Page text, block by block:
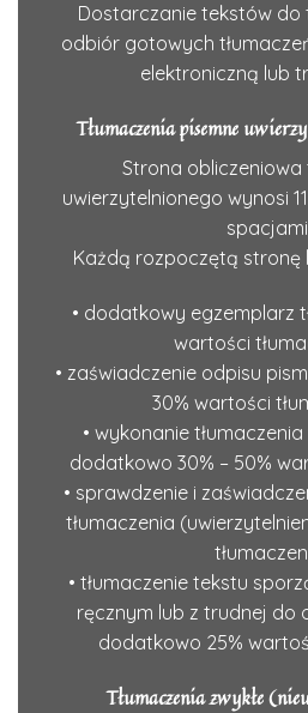
Dostarczanie tekstów do
odbiór gotowych
elektroniczną lub
Tłumaczenia pisemne
Strona obliczeniowa
uwierzytelnionego wynosi
Każdą rozpoczętą stronę
• dodatkowy egzemplarz
wartości
• zaświadczenie odpisu
30% wartości
• wykonanie
dodatkowo 30% – 50%
• sprawdzenie i
tłumaczenia
• tłumaczenie tekstu
ręcznym lub z trudnej do
dodatkowo 25%
Tłumaczenia zwykłe